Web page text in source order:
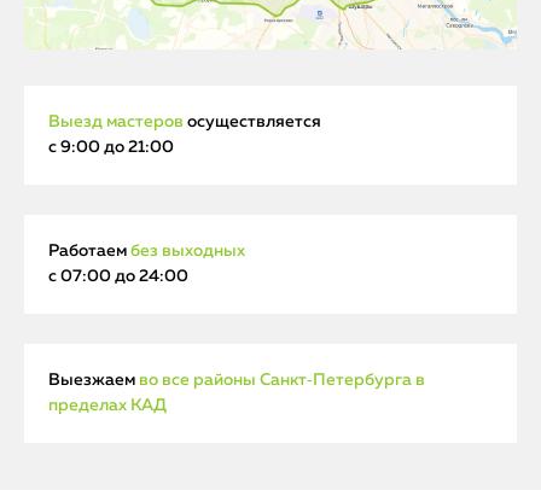
Выезд мастеров осуществляется
с 9:00 до 21:00
Работаем без выходных
с 07:00 до 24:00
Выезжаем во все районы Санкт‑Петербурга в
пределах КАД